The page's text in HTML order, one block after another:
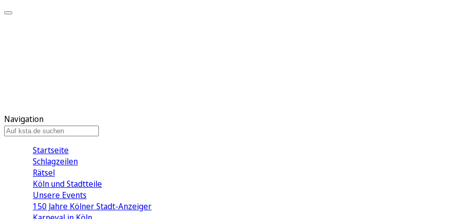
Navigation
Startseite
Schlagzeilen
Rätsel
Köln und Stadtteile
Unsere Events
150 Jahre Kölner Stadt-Anzeiger